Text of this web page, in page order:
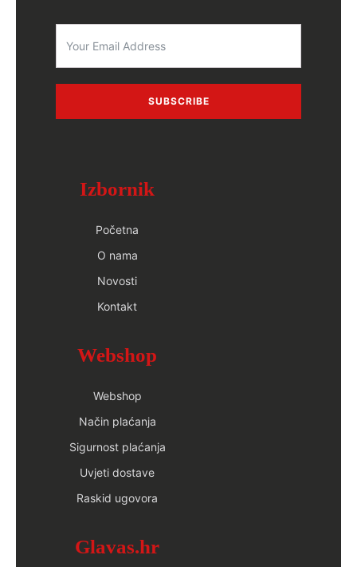
SUBSCRIBE
Izbornik
Početna
O nama
Novosti
Kontakt
Webshop
Webshop
Način plaćanja
Sigurnost plaćanja
Uvjeti dostave
Raskid ugovora
Glavas.hr